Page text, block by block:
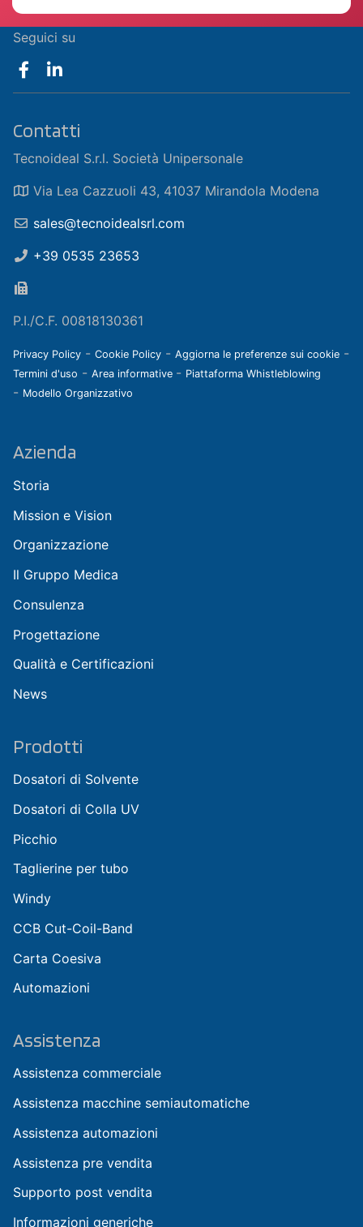
Seguici su
Contatti
Tecnoideal S.r.l. Società Unipersonale
Via Lea Cazzuoli 43, 41037 Mirandola Modena
sales@tecnoidealsrl.com
+39 0535 23653
P.I./C.F. 00818130361
Privacy Policy - Cookie Policy - Aggiorna le preferenze sui cookie -
Termini d'uso - Area informative - Piattaforma Whistleblowing
- Modello Organizzativo
Azienda
Storia
Mission e Vision
Organizzazione
Il Gruppo Medica
Consulenza
Progettazione
Qualità e Certificazioni
News
Prodotti
Dosatori di Solvente
Dosatori di Colla UV
Picchio
Taglierine per tubo
Windy
CCB Cut-Coil-Band
Carta Coesiva
Automazioni
Assistenza
Assistenza commerciale
Assistenza macchine semiautomatiche
Assistenza automazioni
Assistenza pre vendita
Supporto post vendita
Informazioni generiche